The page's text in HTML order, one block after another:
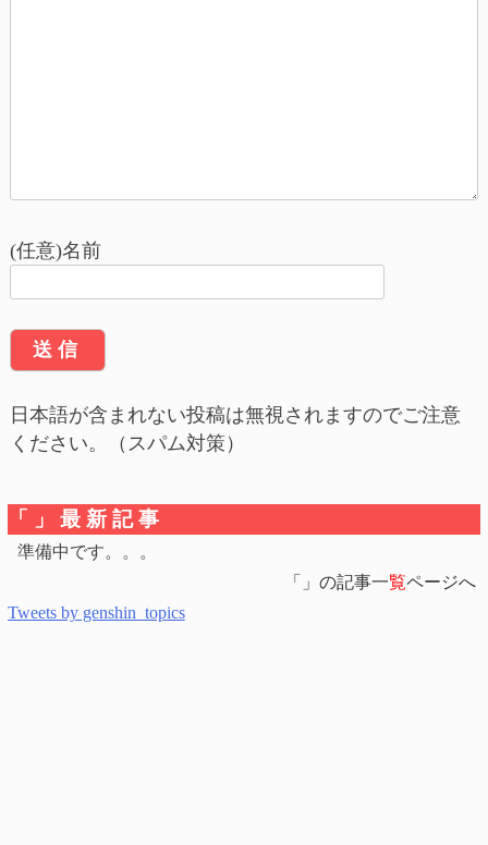
シ
ョ
(任意)名前
日本語が含まれない投稿は無視されますのでご注意
ください。（スパム対策）
「」最新記事
準備中です。。。
「」の記事一覧ページへ
Tweets by genshin_topics